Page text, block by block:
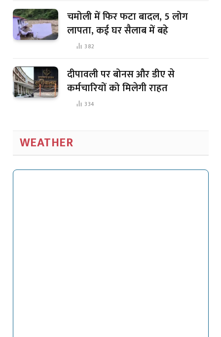
चमोली में फिर फटा बादल, 5 लोग
लापता, कई घर सैलाब में बहे
382
दीपावली पर बोनस और डीए से
कर्मचारियों को मिलेगी राहत
334
WEATHER